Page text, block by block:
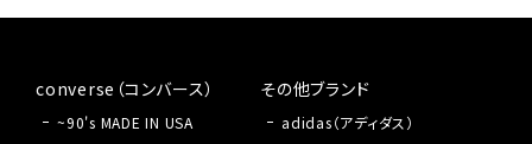
converse（コンバース）
~90's MADE IN USA
その他ブランド
adidas（アディダス）